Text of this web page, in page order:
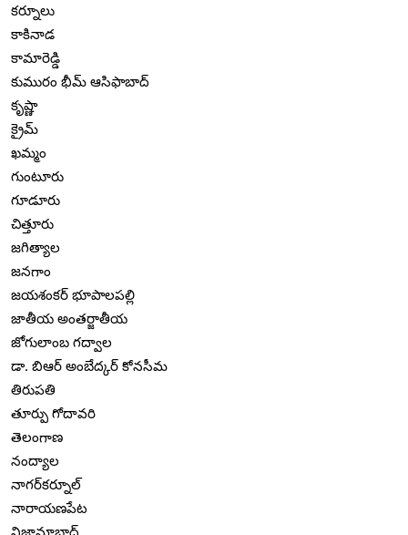
కర్నూలు
కాకినాడ
కామారెడ్డి
కుమురం భీమ్ ఆసిఫాబాద్
కృష్ణా
క్రైమ్
ఖమ్మం
గుంటూరు
గూడూరు
చిత్తూరు
జగిత్యాల
జనగాం
జయశంకర్ భూపాలపల్లి
జాతీయ అంతర్జాతీయ
జోగులాంబ గద్వాల
డా. బిఆర్ అంబేద్కర్ కోనసీమ
తిరుపతి
తూర్పు గోదావరి
తెలంగాణ
నంద్యాల
నాగర్‌కర్నూల్
నారాయణపేట
నిజామాబాద్